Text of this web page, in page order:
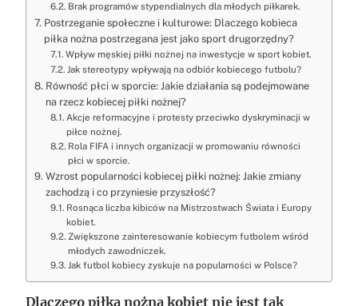
Brak programów stypendialnych dla młodych piłkarek.
Postrzeganie społeczne i kulturowe: Dlaczego kobieca
piłka nożna postrzegana jest jako sport drugorzędny?
Wpływ męskiej piłki nożnej na inwestycje w sport kobiet.
Jak stereotypy wpływają na odbiór kobiecego futbolu?
Równość płci w sporcie: Jakie działania są podejmowane
na rzecz kobiecej piłki nożnej?
Akcje reformacyjne i protesty przeciwko dyskryminacji w
piłce nożnej.
Rola FIFA i innych organizacji w promowaniu równości
płci w sporcie.
Wzrost popularności kobiecej piłki nożnej: Jakie zmiany
zachodzą i co przyniesie przyszłość?
Rosnąca liczba kibiców na Mistrzostwach Świata i Europy
kobiet.
Zwiększone zainteresowanie kobiecym futbolem wśród
młodych zawodniczek.
Jak futbol kobiecy zyskuje na popularności w Polsce?
Dlaczego piłka nożna kobiet nie jest tak